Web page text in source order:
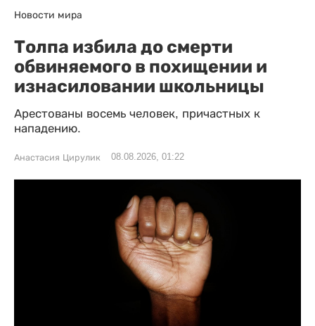
Новости мира
Толпа избила до смерти
обвиняемого в похищении и
изнасиловании школьницы
Арестованы восемь человек, причастных к
нападению.
Анастасия Цирулик 08.08.2026, 01:22